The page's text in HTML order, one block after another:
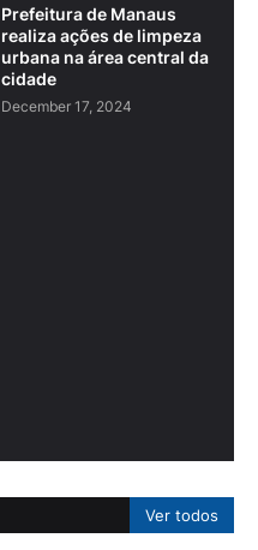
Prefeitura de Manaus
realiza ações de limpeza
urbana na área central da
cidade
December 17, 2024
Ver todos